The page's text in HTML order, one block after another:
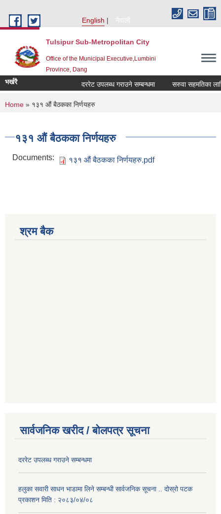
English
नेपाली
Tulsipur Sub-Metropolitan City
Office of the Municipal Executive,Lumbini
Province, Dang
भर्खरै दररेट उपलब्ध गराउने सम्बन्धमा सरुवा सहमतिका
You are here
Home » १३१ औं बैठकका निर्णयहरु
१३१ औं बैठकका निर्णयहरु
Documents: १३१ औं बैठकका निर्णयहरु.pdf
श्रम बैक
सार्वजनिक खरीद / बोलपत्र सूचना
दररेट उपलब्ध गराउने सम्बन्धमा
हलुका सवारी साधन भाडामा लिने सम्बन्धी सार्वजनिक सूचना .. दोस्रो पटक
प्रकाशन मिति : २०८३/०४/०८